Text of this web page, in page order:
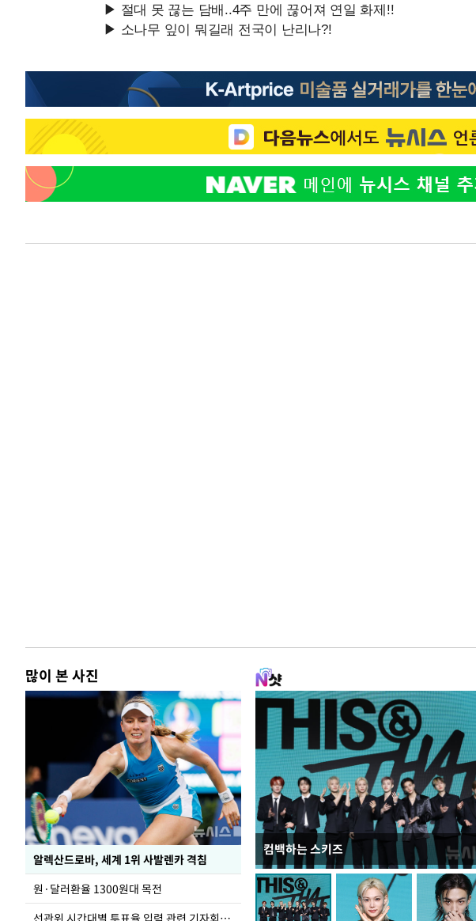
많이 본 사진
알렉산드로바, 세계 1위 사발렌카 격침
원·달러환율 1300원대 목전
선관위 시간대별 투표율 입력 관련 기자회견하는 주진우 의원
컴백하는 스키즈
주유소 기름값 12주째 하락, L당 1천800원